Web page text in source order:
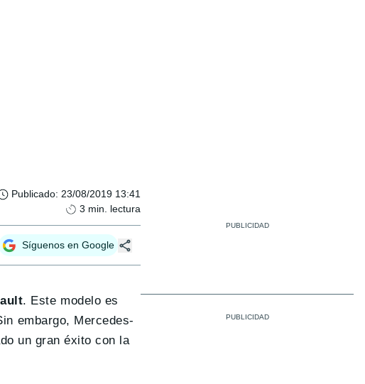
Publicado: 23/08/2019 13:41
3 min. lectura
Síguenos en Google
. Este modelo es
embargo, Mercedes-
un gran éxito con la